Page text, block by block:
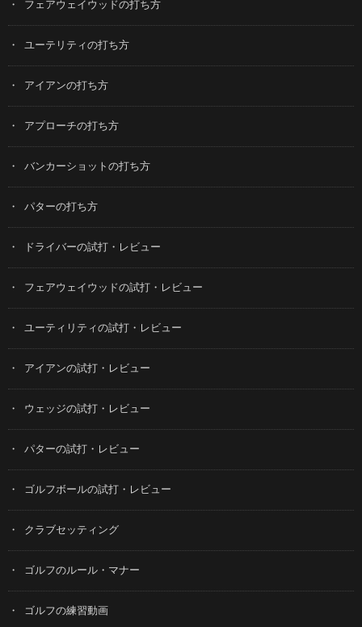
フェアウェイウッドの打ち方
ユーテリティの打ち方
アイアンの打ち方
アプローチの打ち方
バンカーショットの打ち方
パターの打ち方
ドライバーの試打・レビュー
フェアウェイウッドの試打・レビュー
ユーティリティの試打・レビュー
アイアンの試打・レビュー
ウェッジの試打・レビュー
パターの試打・レビュー
ゴルフボールの試打・レビュー
クラブセッティング
ゴルフのルール・マナー
ゴルフの練習動画